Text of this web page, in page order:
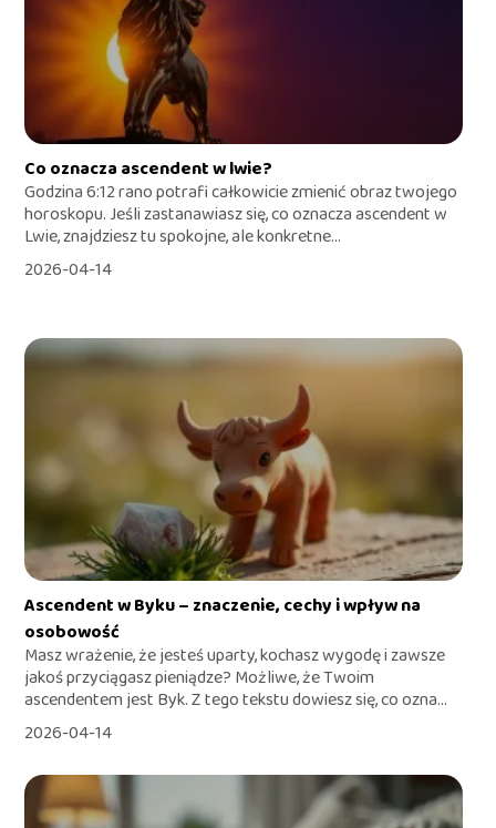
Co oznacza ascendent w lwie?
Godzina 6:12 rano potrafi całkowicie zmienić obraz twojego
horoskopu. Jeśli zastanawiasz się, co oznacza ascendent w
Lwie, znajdziesz tu spokojne, ale konkretne...
2026-04-14
Ascendent w Byku – znaczenie, cechy i wpływ na
osobowość
Masz wrażenie, że jesteś uparty, kochasz wygodę i zawsze
jakoś przyciągasz pieniądze? Możliwe, że Twoim
ascendentem jest Byk. Z tego tekstu dowiesz się, co ozna...
2026-04-14